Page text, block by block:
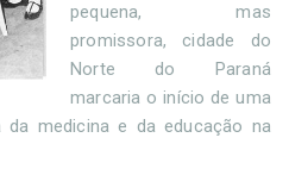
pequena, mas
promissora, cidade do
Norte do Paraná
marcaria o início de uma
da medicina e da educação na